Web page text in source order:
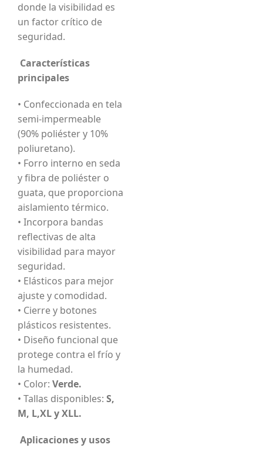
donde la visibilidad es
un factor crítico de
seguridad.
Características
principales
• Confeccionada en tela
semi-impermeable
(90% poliéster y 10%
poliuretano).
• Forro interno en seda
y fibra de poliéster o
guata, que proporciona
aislamiento térmico.
• Incorpora bandas
reflectivas de alta
visibilidad para mayor
seguridad.
• Elásticos para mejor
ajuste y comodidad.
• Cierre y botones
plásticos resistentes.
• Diseño funcional que
protege contra el frío y
la humedad.
• Color: Verde.
• Tallas disponibles: S,
M, L,XL y XLL.
Aplicaciones y usos